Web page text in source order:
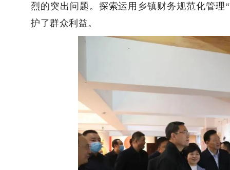
烈的突出问题。探索运用乡镇财务规范化管理
护了群众利益。